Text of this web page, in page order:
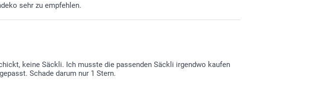
sehr zu empfehlen.
keine Säckli. Ich musste die passenden Säckli irgendwo kaufen
Schade darum nur 1 Stern.